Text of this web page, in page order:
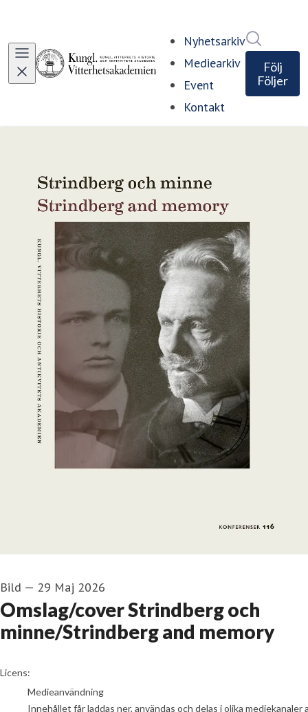
Nyhetsarkiv
Mediearkiv
Event
Kontakt
Följ
Följer
Bild — 29 Maj 2026
Omslag/cover Strindberg och
minne/Strindberg and memory
go to media item
Licens:
Medieanvändning
Innehållet får laddas ner, användas och delas i olika